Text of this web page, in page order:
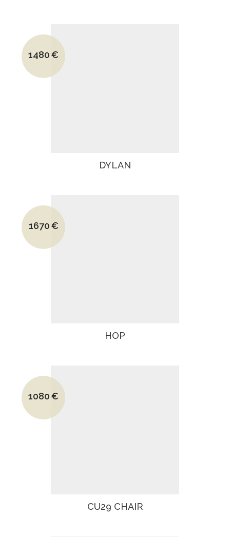
Le prix initial était : 2290€.
1480€
Le prix actuel est : 1480€.
DYLAN
Le prix initial était : 2590€.
1670€
Le prix actuel est : 1670€.
HOP
Le prix initial était : 1440€.
1080€
Le prix actuel est : 1080€.
CU29 CHAIR